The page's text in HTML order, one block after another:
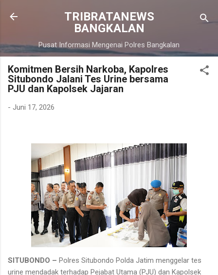
Langsung ke konten utama
TRIBRATANEWS
BANGKALAN
Pusat Informasi Mengenai Polres Bangkalan
Komitmen Bersih Narkoba, Kapolres
Situbondo Jalani Tes Urine bersama
PJU dan Kapolsek Jajaran
- Juni 17, 2026
SITUBONDO – Polres Situbondo Polda Jatim menggelar tes
urine mendadak terhadap Pejabat Utama (PJU) dan Kapolsek